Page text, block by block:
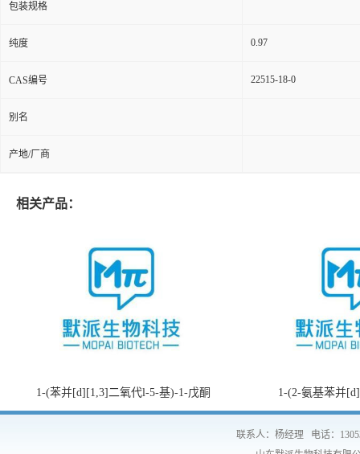
包装规格
纯度 0.97
CAS编号 22515-18-0
别名
产地/厂商
相关产品：
1-(苯并[d][1,3]二氧代l-5-基)-1-戊酮 1-(2-氨基苯并
联系人：杨经理 电话：